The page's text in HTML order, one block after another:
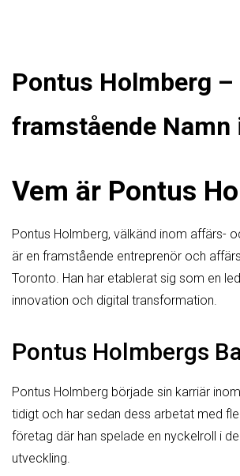
Pontus Holmberg –
framstående Namn
Vem är Pontus
Pontus Holmberg, välkänd inom affärs-
är en framstående entreprenör och
Toronto. Han har etablerat sig som en
innovation och digital transformation.
Pontus Holmbergs
Pontus Holmberg började sin karriär
tidigt och har sedan dess arbetat med
företag där han spelade en nyckelroll i
utveckling.